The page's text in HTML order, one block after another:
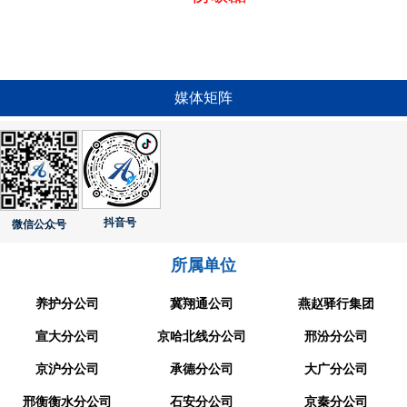
媒体矩阵
微信公众号 抖音号
所属单位
养护分公司 冀翔通公司 燕赵驿行集团
宣大分公司 京哈北线分公司 邢汾分公司
京沪分公司 承德分公司 大广分公司
邢衡衡水分公司 石安分公司 京秦分公司